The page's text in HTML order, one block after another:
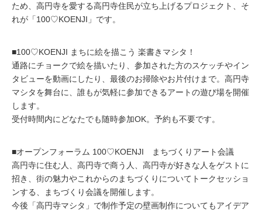
ため、高円寺を愛する高円寺住民が立ち上げるプロジェクト、そ
れが「100♡KOENJI」です。
■100♡KOENJI まちに絵を描こう 楽書きマシタ！
通路にチョークで絵を描いたり、参加された方のスケッチやイン
タビューを動画にしたり、最後のお掃除やお片付けまで。高円寺
マシタを舞台に、誰もが気軽に参加できるアートの遊び場を開催
します。
受付時間内にどなたでも随時参加OK。予約も不要です。
■オープンフォーラム 100♡KOENJI まちづくりアート会議
高円寺に住む人、高円寺で商う人、高円寺が好きな人をゲストに
招き、街の魅力やこれからのまちづくりについてトークセッショ
ンする、まちづくり会議を開催します。
今後「高円寺マシタ」で制作予定の壁画制作についてもアイデア